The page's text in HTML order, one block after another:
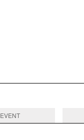
EVENT